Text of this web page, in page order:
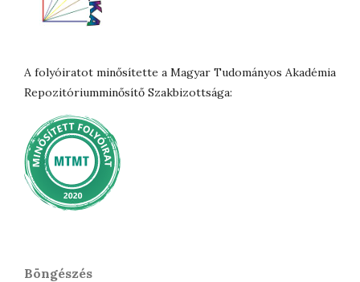
A folyóiratot minősítette a Magyar Tudományos Akadémia
Repozitóriumminősítő Szakbizottsága:
Böngészés